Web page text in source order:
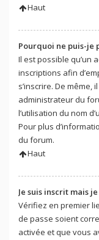
Haut
Pourquoi ne puis-je
Il est possible qu’un
inscriptions afin
s’inscrire. De même,
administrateur du
l’utilisation du nom
Pour plus
du forum.
Haut
Je suis inscrit mais
Vérifiez en premier
de passe soient
activée et que vous